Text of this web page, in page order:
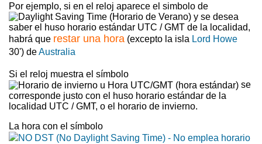
Por ejemplo, si en el reloj aparece el simbolo de
y se desea
saber el huso horario estándar UTC / GMT de la localidad,
habrá que restar una hora (excepto la isla Lord Howe
30') deAustralia
Si el reloj muestra el símbolo
se
corresponde justo con el huso horario estándar de la
localidad UTC / GMT, o el horario de invierno.
La hora con el símbolo